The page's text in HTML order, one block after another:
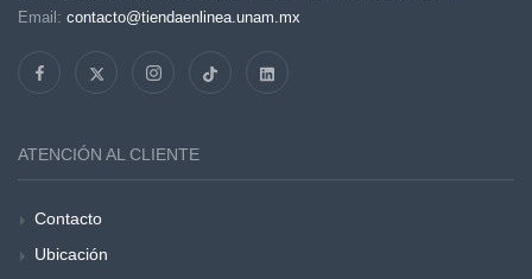
Email: contacto@tiendaenlinea.unam.mx
ATENCIÓN AL CLIENTE
Contacto
Ubicación